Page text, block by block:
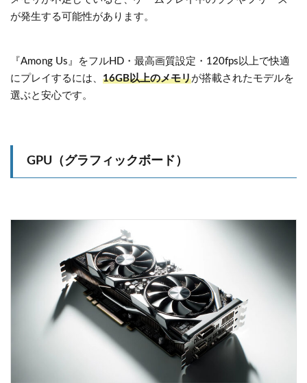
が発生する可能性があります。
『Among Us』をフルHD・最高画質設定・120fps以上で快適
にプレイするには、 16GB以上のメモリが搭載されたモデルを
選ぶと安心です。
GPU（グラフィックボード）